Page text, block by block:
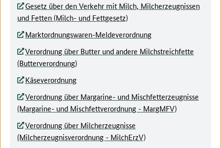
Gesetz über den Verkehr mit Milch, Milcherzeugnissen
und Fetten (Milch- und Fettgesetz)
Marktordnungswaren-Meldeverordnung
Verordnung über Butter und andere Milchstreichfette
(Butterverordnung)
Käseverordnung
Verordnung über Margarine- und Mischfetterzeugnisse
(Margarine- und Mischfettverordnung - MargMFV)
Verordnung über Milcherzeugnisse
(Milcherzeugnisverordnung - MilchErzV)